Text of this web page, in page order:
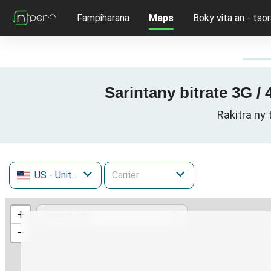
Fampiharana Maps Boky vita an -
Sarintany bitrate 3G /
Rakitra ny
US - United States
+
−